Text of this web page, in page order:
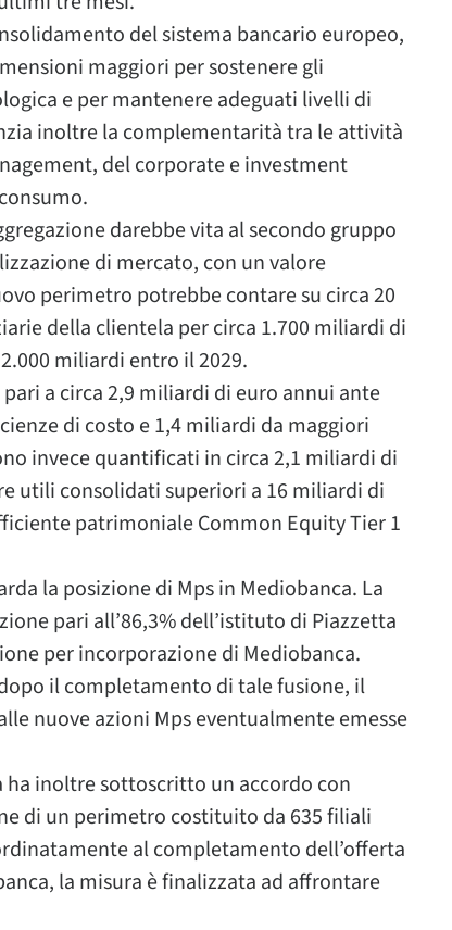
del sistema bancario europeo,
maggiori per sostenere gli
e per mantenere adeguati livelli di
inoltre la complementarità tra le attività
del corporate e investment
darebbe vita al secondo gruppo
di mercato, con un valore
perimetro potrebbe contare su circa 20
della clientela per circa 1.700 miliardi di
miliardi entro il 2029.
a circa 2,9 miliardi di euro annui ante
di costo e 1,4 miliardi da maggiori
invece quantificati in circa 2,1 miliardi di
utili consolidati superiori a 16 miliardi di
patrimoniale Common Equity Tier 1
la posizione di Mps in Mediobanca. La
pari all’86,3% dell’istituto di Piazzetta
per incorporazione di Mediobanca.
il completamento di tale fusione, il
nuove azioni Mps eventualmente emesse
inoltre sottoscritto un accordo con
di un perimetro costituito da 635 filiali
al completamento dell’offerta
la misura è finalizzata ad affrontare